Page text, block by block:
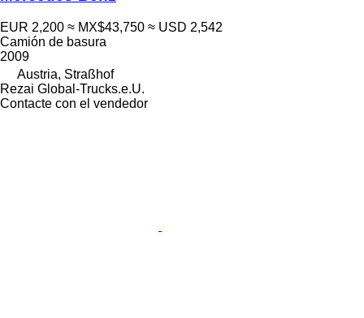
EUR 2,200 ≈ MX$43,750 ≈ USD 2,542
Camión de basura
2009
Austria, Straßhof
Rezai Global-Trucks.e.U.
Contacte con el vendedor